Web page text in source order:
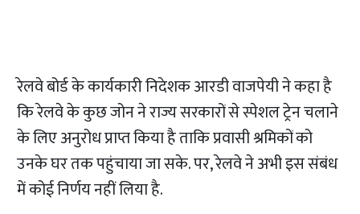
रेलवे बोर्ड के कार्यकारी निदेशक आरडी वाजपेयी ने कहा है
कि रेलवे के कुछ जोन ने राज्य सरकारों से स्पेशल ट्रेन चलाने
के लिए अनुरोध प्राप्त किया है ताकि प्रवासी श्रमिकों को
उनके घर तक पहुंचाया जा सके. पर, रेलवे ने अभी इस संबंध
में कोई निर्णय नहीं लिया है.